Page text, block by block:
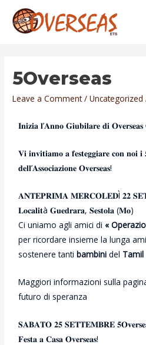
5Overseas
Leave a Comment /Uncategorized
𝐈𝐧𝐢𝐳𝐢𝐚 𝐥’𝐀𝐧𝐧𝐨 𝐆𝐢𝐮𝐛𝐢𝐥𝐚𝐫𝐞 𝐝𝐢
𝐕𝐢 𝐢𝐧𝐯𝐢𝐭𝐢𝐚𝐦𝐨 𝐚 𝐟𝐞𝐬𝐭𝐞𝐠𝐠𝐢𝐚𝐫𝐞 𝐜𝐨𝐧 𝐧𝐨𝐢 𝐢
𝐝𝐞𝐥𝐥’𝐀𝐬𝐬𝐨𝐜𝐢𝐚𝐳𝐢𝐨𝐧𝐞 𝐎𝐯𝐞𝐫𝐬𝐞𝐚𝐬!
𝐀𝐍𝐓𝐄𝐏𝐑𝐈𝐌𝐀 𝐌𝐄𝐑𝐂𝐎𝐋𝐄𝐃Ì 𝟐𝟐
𝐋𝐨𝐜𝐚𝐥𝐢𝐭à 𝐆𝐮𝐞𝐝𝐫𝐚𝐫𝐚, 𝐒𝐞𝐬𝐭𝐨𝐥𝐚 (𝐌𝐨)
Ci uniamo agli amici di «
per ricordare insieme la lunga
sostenere tantibambini del Tamil
Maggiori informazioni sulla
futuro di speranza
𝐒𝐀𝐁𝐀𝐓𝐎 𝟐𝟓 𝐒𝐄𝐓𝐓𝐄𝐌𝐁𝐑𝐄
𝐅𝐞𝐬𝐭𝐚 𝐚 𝐂𝐚𝐬𝐚 𝐎𝐯𝐞𝐫𝐬𝐞𝐚𝐬!